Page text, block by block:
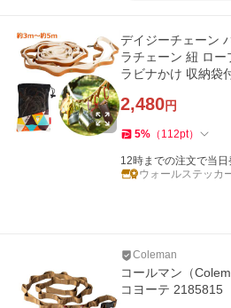
デイジーチェーン
ラチェーン 紐 ロー
ラビナかけ 収納袋
2,480円
5% （ 112pt）
12時までの注文で当日
ウォールステッカ
Coleman
コールマン（
コヨーテ 2185815